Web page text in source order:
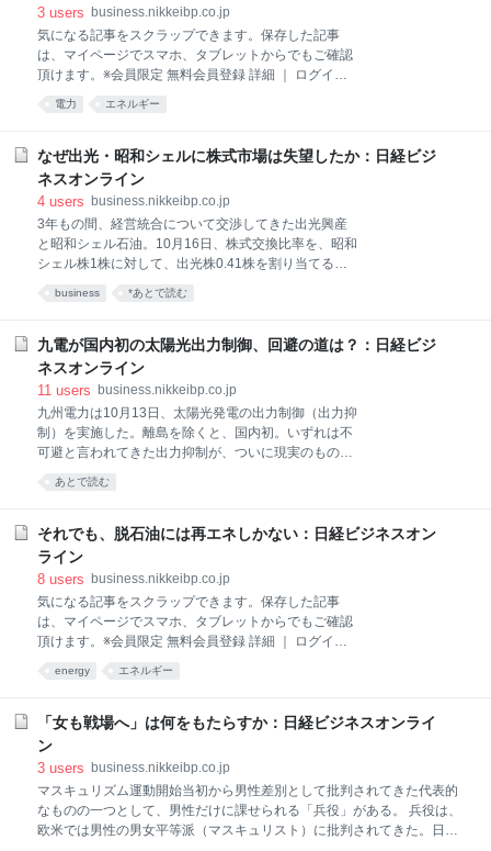
が、予選リーグと決勝リーグで日本に連勝し、9戦全勝で優勝を飾った
韓国チームの強さである。いくつかの報道で知ったのだが、韓国ではこ
の1年、北京五輪での金メダルを目指して、国内リーグに国際ルールを
導入してきたという。きっかけとなったのが、日本が優勝した2007年開
の敗戦を受け、国
3 users business.nikkeibp.co.jp
気になる記事をスクラップできます。保存した記事
は、マイページでスマホ、タブレットからでもご確認
頂けます。※会員限定 無料会員登録 詳細 ｜ ログイン
電力・ガス取引監視等委員会は、大手電力に対して、
「燃料制約」の運用の合理化を求めていく。10月23日
視点としてその概要を明らかにした。 全面自由化以
降、卸電力市場は需給がひっ迫する夏場と冬場、決ま
って荒れた。とりわけ、昨冬と今夏は異常な高値が頻
エリアで高騰する時間帯が頻繁に出現。西日本エリア
の2017年12月の平均価格は13円/kWhと前年同期より
4.1円/kWh高く、同じ時期の東日本エリア（北海道を
除く）より2.7円/kWh高かった。 そうかと思えば、年
電力 エネルギー
なぜ出光・昭和シェルに株式市場は失望したか：日経ビジ
ネスオンライン
4 users business.nikkeibp.co.jp
3年もの間、経営統合について交渉してきた出光興産
と昭和シェル石油。10月16日、株式交換比率を、昭和
シェル株1株に対して、出光株0.41株を割り当てると
発表した。 この株式交換比率の発表は7月に合意した
スケジュールの通りだ。これまでの難航を極めた道の
調に話が進んでいることを示している。それでも、発
表後に出光の株価が一時、9％下落したのは、発表内
容に対してマーケットに何らかの失望感があったため
交換比率は過去の両社の平均株価の比がベースにな
る。過去半年ほどをみると、およそ「昭和シェル：出
光＝1:0.38」程度であった。 今回の経営統合は、出光
が昭和シェルを完全子会社化するもので、そのシナジ
社株価は
business *あとで読む
九電が国内初の太陽光出力制御、回避の道は？：日経ビジ
ネスオンライン
11 users business.nikkeibp.co.jp
九州電力は10月13日、太陽光発電の出力制御（出力抑
制）を実施した。離島を除くと、国内初。いずれは不
可避と言われてきた出力抑制が、ついに現実のものと
なった。 実施の前々日に当たる10月11日夕刻、九電
は「13日に出力制御の可能性あり」と発表。前日12日
業者に通知した。 九電は同日夜に報道関係者向けに説
明会を開催。送配電カンパニー電力輸送本部の和仁
寛・系統運用部長は、「明日は涼しく、九州一円が晴
行う予定だが、どうしても供給力が需要を上回る状況
を回避できない」と出力制御に踏み切る理由を説明し
た。 九電の見通しでは、10月13日の昼間の最大需要
は828万kW。「体育の日の三連休までは残暑で900万
電・
あとで読む
それでも、脱石油には再エネしかない：日経ビジネスオン
ライン
8 users business.nikkeibp.co.jp
気になる記事をスクラップできます。保存した記事
は、マイページでスマホ、タブレットからでもご確認
頂けます。※会員限定 無料会員登録 詳細 ｜ ログイン
再生可能エネルギーの占める割合を2050年までに60%
に引き上げるなど大胆な目標を掲げて2010年に始まっ
ー改革）。世界各国が自国のエネルギー政策の手本に
しようと注目してきたこのドイツの国策が足踏みして
いる。 ドイツのエネルギー改革は再エネ導入比率のほ
2050年まで10年ごとに数値目標を定めるなど、着実な
目標達成を目指したものだった。 しかし、多くの資金
を投入したにもかかわらず、現時点（2017年末）まで
energy エネルギー
「女も戦場へ」は何をもたらすか：日経ビジネスオンライ
ン
3 users business.nikkeibp.co.jp
マスキュリズム運動開始当初から男性差別として批判されてきた代表的
なものの一つとして、男性だけに課せられる「兵役」がある。 兵役は、
欧米では男性の男女平等派（マスキュリスト）に批判されてきた。日本